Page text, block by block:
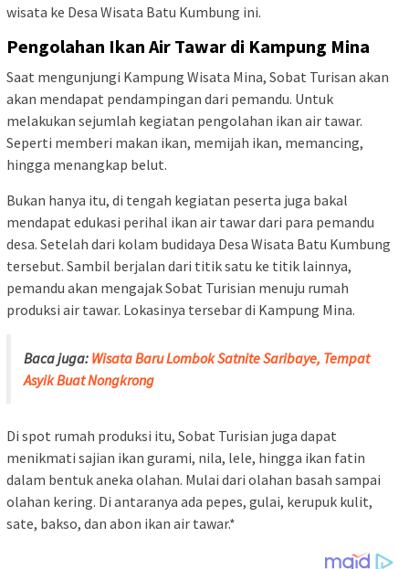
wisata ke Desa Wisata Batu Kumbung ini.
Pengolahan Ikan Air Tawar di Kampung Mina
Saat mengunjungi Kampung Wisata Mina, Sobat Turisan akan
akan mendapat pendampingan dari pemandu. Untuk
melakukan sejumlah kegiatan pengolahan ikan air tawar.
Seperti memberi makan ikan, memijah ikan, memancing,
hingga menangkap belut.
Bukan hanya itu, di tengah kegiatan peserta juga bakal
mendapat edukasi perihal ikan air tawar dari para pemandu
desa. Setelah dari kolam budidaya Desa Wisata Batu Kumbung
tersebut. Sambil berjalan dari titik satu ke titik lainnya,
pemandu akan mengajak Sobat Turisian menuju rumah
produksi air tawar. Lokasinya tersebar di Kampung Mina.
Baca juga: Wisata Baru Lombok Satnite Saribaye, Tempat
Asyik Buat Nongkrong
Di spot rumah produksi itu, Sobat Turisian juga dapat
menikmati sajian ikan gurami, nila, lele, hingga ikan fatin
dalam bentuk aneka olahan. Mulai dari olahan basah sampai
olahan kering. Di antaranya ada pepes, gulai, kerupuk kulit,
sate, bakso, dan abon ikan air tawar.*